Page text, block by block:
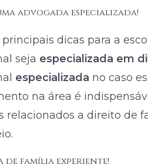
advogada especializada!
dicas para a
seja especializada em
especializada no caso
na área é
relacionados a direito de
de família experiente!